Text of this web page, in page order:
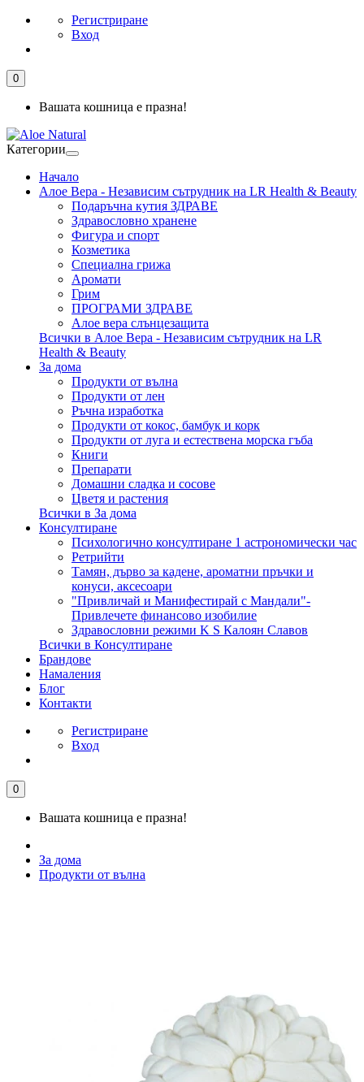
Регистриране
Вход
0
Вашата кошница е празна!
Категории
Начало
Алое Вера - Независим сътрудник на LR Health & Beauty
Подаръчна кутия ЗДРАВЕ
Здравословно хранене
Фигура и спорт
Козметика
Специална грижа
Аромати
Грим
ПРОГРАМИ ЗДРАВЕ
Алое вера слънцезащита
Всички в Алое Вера - Независим сътрудник на LR
Health & Beauty
За дома
Продукти от вълна
Продукти от лен
Ръчна изработка
Продукти от кокос, бамбук и корк
Продукти от луга и естествена морска гъба
Книги
Препарати
Домашни сладка и сосове
Цветя и растения
Всички в За дома
Консултиране
Психологично консултиране 1 астрономически час
Ретрийти
Тамян, дърво за кадене, ароматни пръчки и
конуси, аксесоари
"Привличай и Манифестирай с Мандали"-
Привлечете финансово изобилие
Здравословни режими K S Калоян Славов
Всички в Консултиране
Брандове
Намаления
Блог
Контакти
Регистриране
Вход
0
Вашата кошница е празна!
За дома
Продукти от вълна